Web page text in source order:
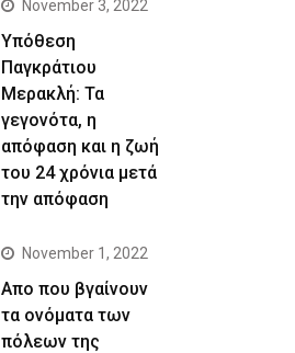
November 3, 2022
Yπόθεση
Παγκράτιου
Μερακλή: Τα
γεγονότα, η
απόφαση και η ζωή
του 24 χρόνια μετά
την απόφαση
November 1, 2022
Απο που βγαίνουν
τα ονόματα των
πόλεων της